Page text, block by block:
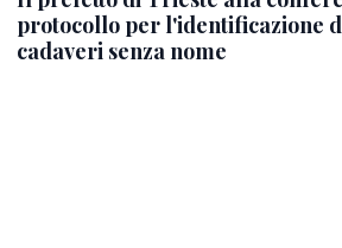
protocollo per l'identificazione
cadaveri senza nome